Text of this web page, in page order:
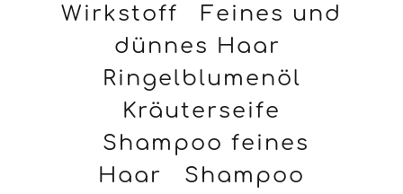
Wirkstoff
Feines und
dünnes Haar
Ringelblumenöl
Kräuterseife
Shampoo feines
Haar
Shampoo